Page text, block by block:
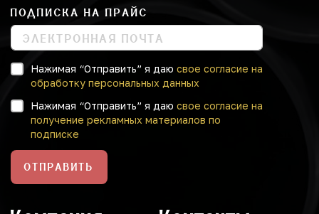
ПОДПИСКА НА ПРАЙС
Нажимая “Отправить” я даю свое согласие на
обработку персональных данных
Нажимая “Отправить” я даю свое согласие на
получение рекламных материалов по
подписке
ОТПРАВИТЬ